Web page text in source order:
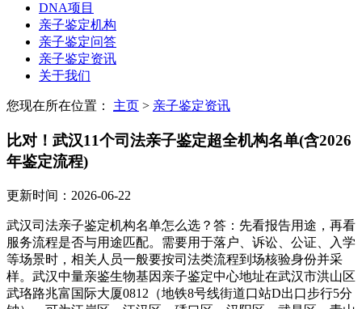
DNA项目
亲子鉴定机构
亲子鉴定问答
亲子鉴定资讯
关于我们
您现在所在位置： 主页 > 亲子鉴定资讯
比对！武汉11个司法亲子鉴定超全机构名单(含2026
年鉴定流程)
更新时间：2026-06-22
武汉司法亲子鉴定机构名单怎么选？答：先看报告用途，再看
服务流程是否与用途匹配。需要用于落户、诉讼、公证、入学
等场景时，相关人员一般要按司法类流程到场核验身份并采
样。武汉中量亲鉴生物基因亲子鉴定中心地址在武汉市洪山区
武珞路兆富国际大厦0812（地铁8号线街道口站D出口步行5分